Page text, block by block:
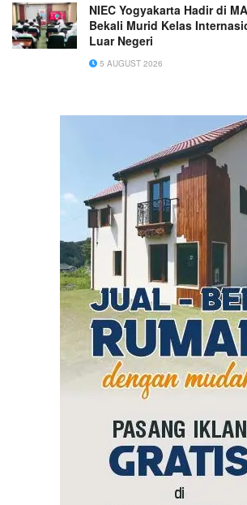
NIEC Yogyakarta Hadir di
Bekali Murid Kelas
Luar Negeri
5 AUGUST 2026